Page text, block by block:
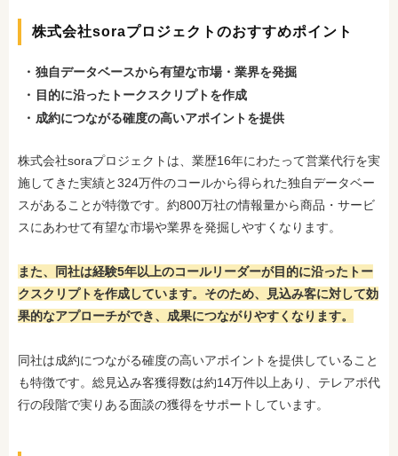
株式会社soraプロジェクトのおすすめポイント
独自データベースから有望な市場・業界を発掘
目的に沿ったトークスクリプトを作成
成約につながる確度の高いアポイントを提供
株式会社soraプロジェクトは、業歴16年にわたって営業代行を実
施してきた実績と324万件のコールから得られた独自データベー
スがあることが特徴です。約800万社の情報量から商品・サービ
スにあわせて有望な市場や業界を発掘しやすくなります。
また、同社は経験5年以上のコールリーダーが目的に沿ったトー
クスクリプトを作成しています。そのため、見込み客に対して効
果的なアプローチができ、成果につながりやすくなります。
同社は成約につながる確度の高いアポイントを提供していること
も特徴です。総見込み客獲得数は約14万件以上あり、テレアポ代
行の段階で実りある面談の獲得をサポートしています。